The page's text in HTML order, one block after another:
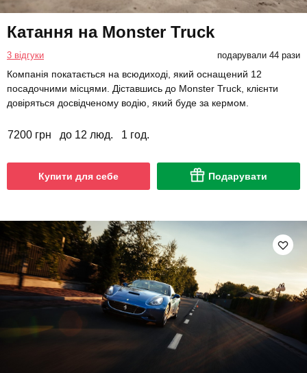
Катання на Monster Truck
3 відгуки подарували 44 рази
Компанія покатається на всюдиході, який оснащений 12
посадочними місцями. Діставшись до Monster Truck, клієнти
довіряться досвідченому водію, який буде за кермом.
7200 грн до 12 люд. 1 год.
Купити для себе Подарувати